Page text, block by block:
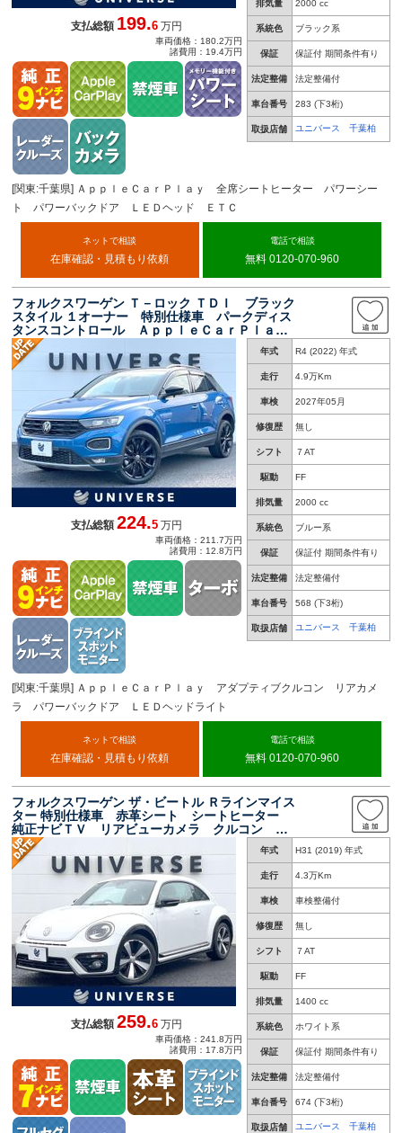
排気量 2000 cc
系統色 ブラック系
保証 保証付 期間条件有り
法定整備 法定整備付
車台番号 283 (下3桁)
取扱店舗 ユニバース 千葉柏
支払総額199.6 万円
車両価格：180.2万円
諸費用：19.4万円
[関東:千葉県] ＡｐｐｌｅＣａｒＰｌａｙ 全席シートヒーター パワーシー
ト パワーバックドア ＬＥＤヘッド ＥＴＣ
ネットで相談
在庫確認・見積もり依頼
電話で相談
無料 0120-070-960
フォルクスワーゲン Ｔ－ロック ＴＤＩ ブラック
スタイル １オーナー 特別仕様車 パークディス
タンスコントロール ＡｐｐｌｅＣａｒＰｌａ
ｙ 純正ナビ アダプティブクルコン リアカメ
ラ パワーバックドア ＬＥＤヘッドライト 純
正１８インチＡＷ ＥＴＣ 禁煙車
年式 R4 (2022) 年式
走行 4.9万Km
車検 2027年05月
修復歴 無し
シフト ７AT
駆動 FF
排気量 2000 cc
系統色 ブルー系
保証 保証付 期間条件有り
法定整備 法定整備付
車台番号 568 (下3桁)
取扱店舗 ユニバース 千葉柏
支払総額224.5 万円
車両価格：211.7万円
諸費用：12.8万円
[関東:千葉県] ＡｐｐｌｅＣａｒＰｌａｙ アダプティブクルコン リアカメ
ラ パワーバックドア ＬＥＤヘッドライト
ネットで相談
在庫確認・見積もり依頼
電話で相談
無料 0120-070-960
フォルクスワーゲン ザ・ビートル Ｒラインマイス
ター 特別仕様車 赤革シート シートヒーター
純正ナビＴＶ リアビューカメラ クルコン Ｈ
ＩＤヘッド オートライト スマートエントリー
／スタートシステム ブラインドスポットディテ
クション ＥＴＣ 禁煙車
年式 H31 (2019) 年式
走行 4.3万Km
車検 車検整備付
修復歴 無し
シフト ７AT
駆動 FF
排気量 1400 cc
系統色 ホワイト系
保証 保証付 期間条件有り
法定整備 法定整備付
車台番号 674 (下3桁)
取扱店舗 ユニバース 千葉柏
支払総額259.6 万円
車両価格：241.8万円
諸費用：17.8万円